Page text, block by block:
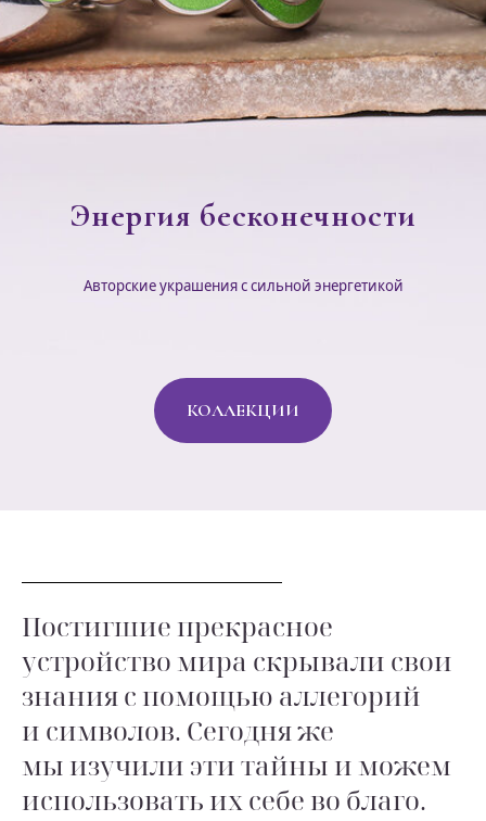
Энергия бесконечности
Авторские украшения с сильной энергетикой
КОЛЛЕКЦИИ
Постигшие прекрасное
устройство мира скрывали свои
знания с помощью аллегорий
и символов. Сегодня же
мы изучили эти тайны и можем
использовать их себе во благо.